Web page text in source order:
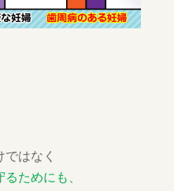
はなく
ためにも、